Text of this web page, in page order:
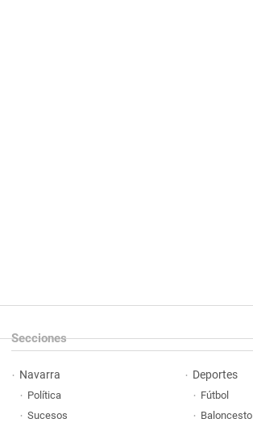
Secciones
Navarra
Política
Sucesos
Deportes
Fútbol
Baloncesto